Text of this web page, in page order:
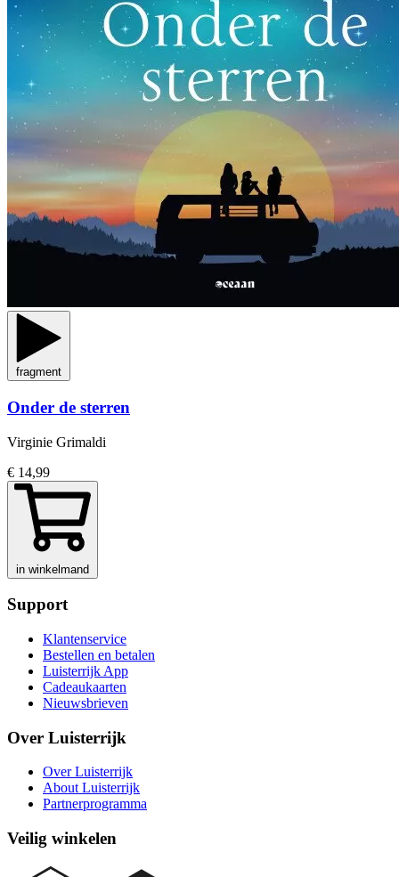
fragment
Onder de sterren
Virginie Grimaldi
€ 14,99
in winkelmand
Support
Klantenservice
Bestellen en betalen
Luisterrijk App
Cadeaukaarten
Nieuwsbrieven
Over Luisterrijk
Over Luisterrijk
About Luisterrijk
Partnerprogramma
Veilig winkelen